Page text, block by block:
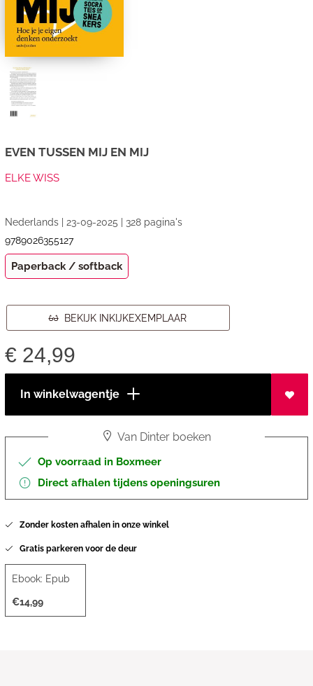
EVEN TUSSEN MIJ EN MIJ
ELKE WISS
Nederlands | 23-09-2025 | 328 pagina's
9789026355127
Paperback / softback
BEKIJK INKIJKEXEMPLAAR
€ 24,99
In winkelwagentje
Van Dinter boeken
Op voorraad in Boxmeer
Direct afhalen tijdens openingsuren
Zonder kosten afhalen in onze winkel
Gratis parkeren voor de deur
Ebook: Epub
€14,99